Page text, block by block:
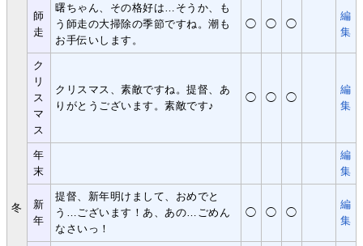
冬
師
走
曙ちゃん、その格好は…そうか、も
う師走の大掃除の季節ですね。潮も
お手伝いします。
◯ ◯ ◯
編
集
ク
リ
ス
マ
ス
クリスマス、素敵ですね。提督、あ
りがとうございます。素敵です♪
◯ ◯ ◯
編
集
年
末
編
集
新
年
提督、新年明けまして、おめでと
う…ございます！あ、あの…ごめん
なさいっ！
◯ ◯ ◯
編
集